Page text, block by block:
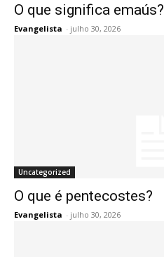
O que significa emaús?
Evangelista - julho 30, 2026
Uncategorized
O que é pentecostes?
Evangelista - julho 30, 2026